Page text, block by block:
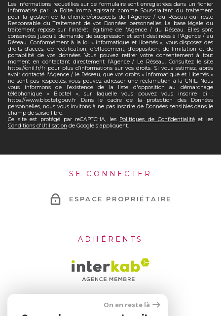
Les informations recueillies sur ce formulaire sont enregistrées dans un fichier
informatisé par La Boite Immo agissant comme Sous-traitant du traitement
pour la gestion de la clientèle/prospects de l'Agence / du Réseau qui reste
Responsable du Traitement de vos Données personnelles. La base légale du
traitement repose sur l'intérêt légitime de l'Agence / du Réseau. Elles sont
conservées jusqu'à demande de suppression et sont destinées à l'Agence / au
Réseau. Conformément à la loi « informatique et libertés », vous disposez des
droits d’accès, de rectification, d’effacement, d’opposition, de limitation et de
portabilité de vos données. Vous pouvez retirer votre consentement à tout
moment en contactant directement l’Agence / Le Réseau. Consultez le site
https://cnil.fr/fr pour plus d’informations sur vos droits. Si vous estimez, après
avoir contacté l'Agence / le Réseau, que vos droits « Informatique et Libertés »
ne sont pas respectés, vous pouvez adresser une réclamation à la CNIL. Nous
vous informons de l’existence de la liste d'opposition au démarchage
téléphonique « Bloctel », sur laquelle vous pouvez vous inscrire ici :
https://www.bloctel.gouv.fr Dans le cadre de la protection des Données
personnelles, nous vous invitons à ne pas inscrire de Données sensibles dans le
champ de saisie libre.
Ce site est protégé par reCAPTCHA, les Politiques de Confidentialitéet les
Conditions d'Utilisation de Google s'appliquent.
SE CONNECTER
ESPACE PROPRIÉTAIRE
ADHÉRENTS
On en reste là